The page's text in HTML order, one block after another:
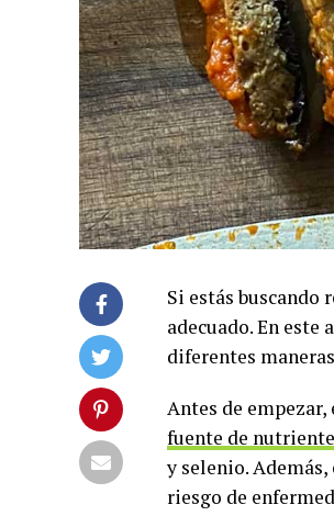
Si estás buscando
adecuado. En
diferentes
Antes de
fuente de
y selenio.
riesgo de